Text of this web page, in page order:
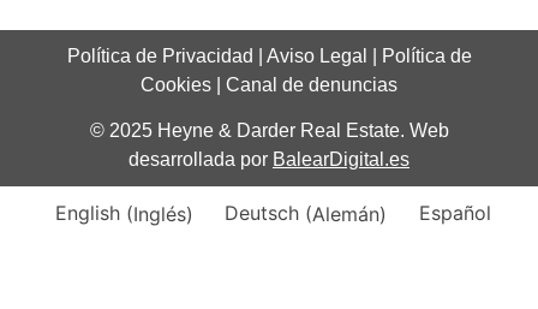
Política de Privacidad Aviso Legal
Política de
Cookies
Canal de denuncias
© 2025 Heyne & Darder Real Estate. Web
desarrollada por BalearDigital.es
English(Inglés) Deutsch (Alemán) Español